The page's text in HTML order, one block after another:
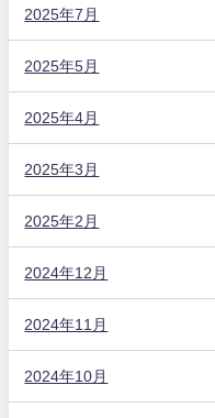
2025年7月
2025年5月
2025年4月
2025年3月
2025年2月
2024年12月
2024年11月
2024年10月